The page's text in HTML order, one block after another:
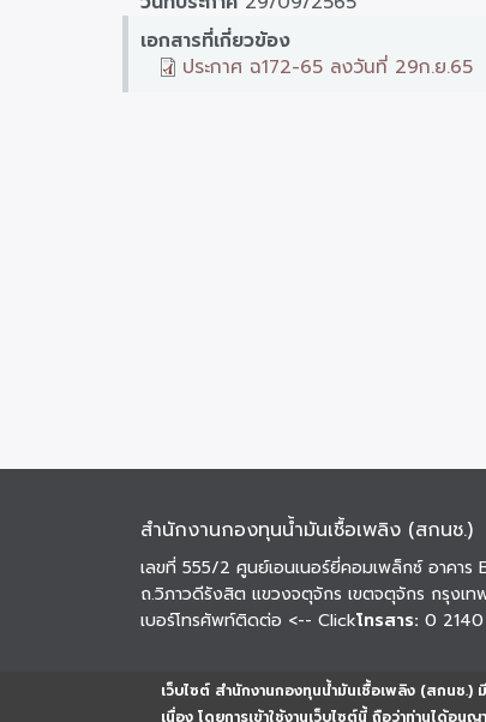
เว็บไซต์ สำนักงานกองทุนน้ำมันเชื้อเพลิง (สกนช.)
เนื่อง โดยการเข้าใช้งานเว็บไซต์นี้ ถือว่าท่านได้อ
เอกสารที่เกี่ยวข้อง
ประกาศ ฉ172-65 ลงวันที่ 29ก.ย.65
สำนักงานกองทุนน้ำมันเชื้อเพลิง (สกนช.)
เลขที่ 555/2 ศูนย์เอนเนอร์ยี่คอมเพล็กซ์ อาคาร
ถ.วิภาวดีรังสิต แขวงจตุจักร เขตจตุจักร กรุงเ
เบอร์โทรศัพท์ติดต่อ <-- Clickโทรสาร: 0